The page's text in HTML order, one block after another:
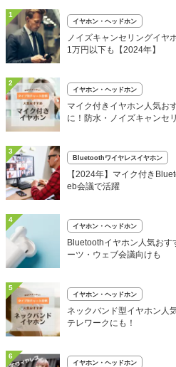
1
イヤホン・ヘッドホン
ノイズキャンセリングイヤ
1万円以下も【2024年】
2
イヤホン・ヘッドホン
マイク付きイヤホン人気お
に！防水・ノイズキャンセ
3
Bluetoothワイヤレスイヤホン
【2024年】マイク付き
eb会議で活躍
4
イヤホン・ヘッドホン
Bluetoothイヤホン人気お
ーツ・ウェブ会議向けも
5
イヤホン・ヘッドホン
ネックバンド型イヤホン人
テレワークにも！
6
イヤホン・ヘッドホン